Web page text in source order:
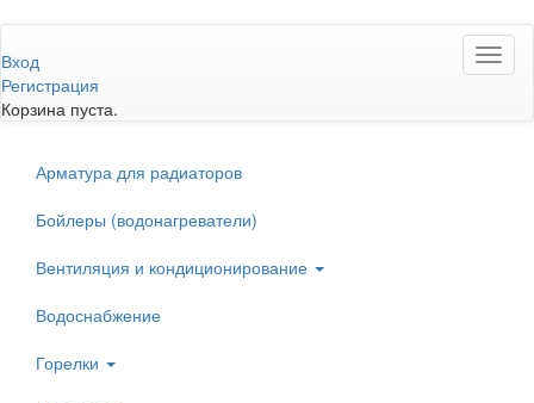
к
основному
содержанию
Вход
Регистрация
Корзина пуста.
Арматура для радиаторов
Бойлеры (водонагреватели)
Вентиляция и кондиционирование
Водоснабжение
Горелки